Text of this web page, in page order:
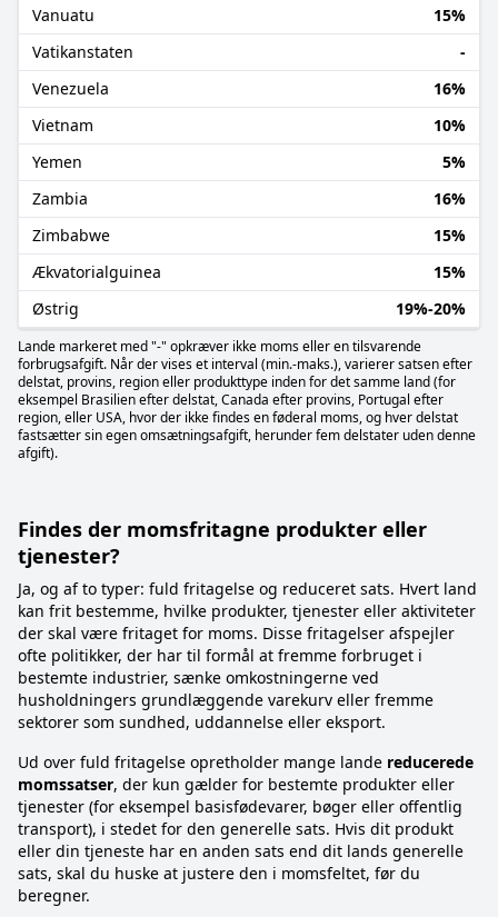
Vanuatu
15%
Vatikanstaten
-
Venezuela
16%
Vietnam
10%
Yemen
5%
Zambia
16%
Zimbabwe
15%
Ækvatorialguinea
15%
Østrig
19%-20%
Lande markeret med "-" opkræver ikke moms eller en tilsvarende
forbrugsafgift. Når der vises et interval (min.-maks.), varierer satsen efter
delstat, provins, region eller produkttype inden for det samme land (for
eksempel Brasilien efter delstat, Canada efter provins, Portugal efter
region, eller USA, hvor der ikke findes en føderal moms, og hver delstat
fastsætter sin egen omsætningsafgift, herunder fem delstater uden denne
afgift).
Findes der momsfritagne produkter eller
tjenester?
Ja, og af to typer: fuld fritagelse og reduceret sats. Hvert land
kan frit bestemme, hvilke produkter, tjenester eller aktiviteter
der skal være fritaget for moms. Disse fritagelser afspejler
ofte politikker, der har til formål at fremme forbruget i
bestemte industrier, sænke omkostningerne ved
husholdningers grundlæggende varekurv eller fremme
sektorer som sundhed, uddannelse eller eksport.
Ud over fuld fritagelse opretholder mange lande reducerede
momssatser, der kun gælder for bestemte produkter eller
tjenester (for eksempel basisfødevarer, bøger eller offentlig
transport), i stedet for den generelle sats. Hvis dit produkt
eller din tjeneste har en anden sats end dit lands generelle
sats, skal du huske at justere den i momsfeltet, før du
beregner.